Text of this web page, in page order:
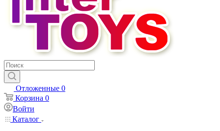
Отложенные 0
Корзина 0
Войти
Каталог